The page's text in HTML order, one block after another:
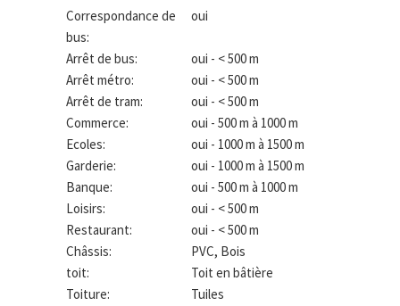
Correspondance de
bus:
oui
Arrêt de bus:
oui - < 500 m
Arrêt métro:
oui - < 500 m
Arrêt de tram:
oui - < 500 m
Commerce:
oui - 500 m à 1000 m
Ecoles:
oui - 1000 m à 1500 m
Garderie:
oui - 1000 m à 1500 m
Banque:
oui - 500 m à 1000 m
Loisirs:
oui - < 500 m
Restaurant:
oui - < 500 m
Châssis:
PVC, Bois
toit:
Toit en bâtière
Toiture:
Tuiles